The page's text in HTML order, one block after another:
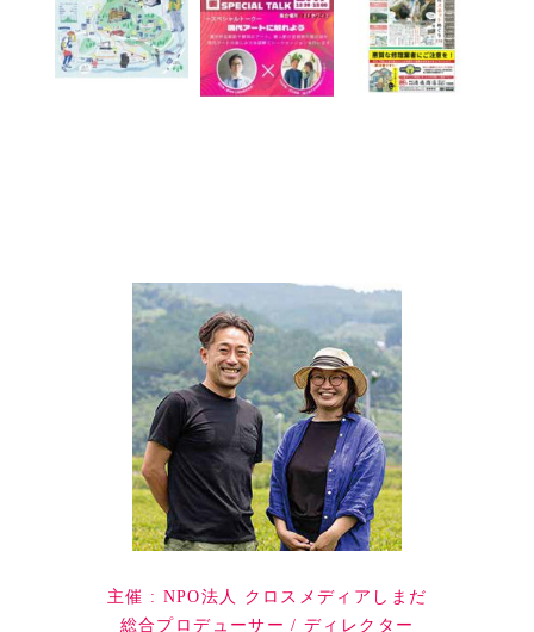
主催 : NPO法人 クロスメディアしまだ
総合プロデューサー / ディレクター